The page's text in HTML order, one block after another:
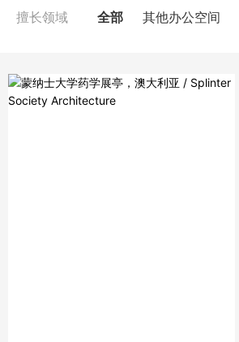
擅长领域 全部 其他办公空间